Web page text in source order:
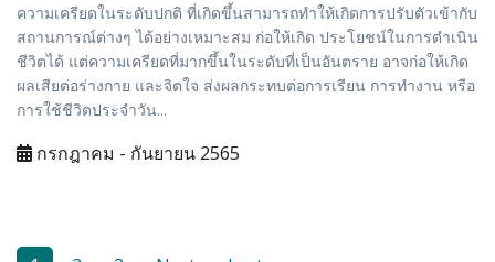
ความเครียดในระดับปกติ ที่เกิดขึ้นสามารถทำให้เกิดการปรับตัวเข้ากับ
สถานการณ์ต่างๆ ได้อย่างเหมาะสม ก่อให้เกิด ประโยชน์ในการดำเนิน
ชีวิตได้ แต่ความเครียดที่มากขึ้นในระดับที่เป็นอันตราย อาจก่อให้เกิด
ผลเสียต่อร่างกาย และจิตใจ ส่งผลกระทบต่อการเรียน การทำงาน หรือ
การใช้ชีวิตประจำวัน...
กรกฎาคม - กันยายน 2565